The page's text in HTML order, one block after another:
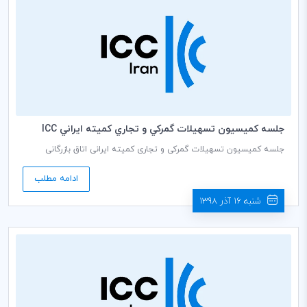
جلسه كميسيون تسهيلات گمركي و تجاري كميته ايراني ICC
جلسه کمیسیون تسهیلات گمرکی و تجاری کمیته ایرانی اتاق بازرگانی
مورخ 1398/09/18 ساعت 14:30 در دبیرخانه كميته ايراني ICC برگزار می
گردد.
ادامه مطلب
شنبه 16 آذر 1398